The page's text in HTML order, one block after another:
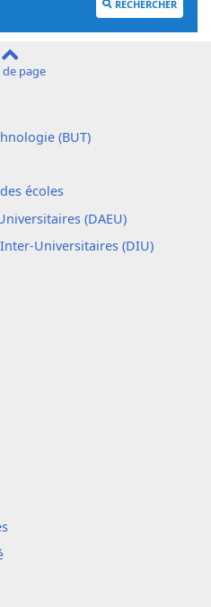
RECHERCHER
de page
(BUT)
écoles
(DAEU)
Universitaires (DIU)